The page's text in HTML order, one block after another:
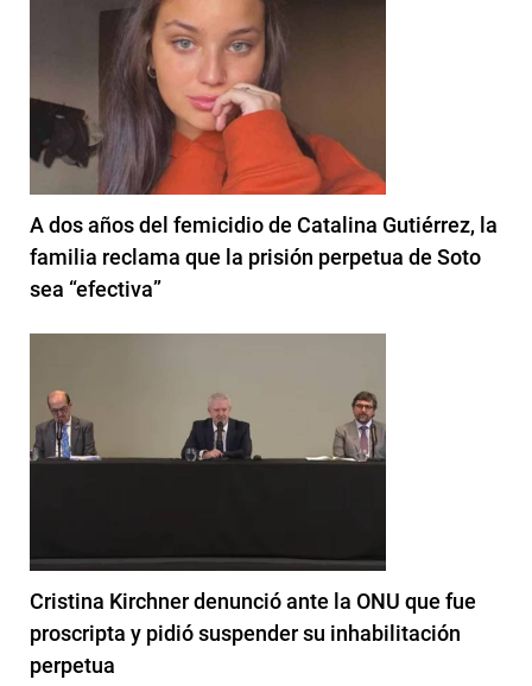
A dos años del femicidio de Catalina Gutiérrez, la
familia reclama que la prisión perpetua de Soto
sea “efectiva”
Cristina Kirchner denunció ante la ONU que fue
proscripta y pidió suspender su inhabilitación
perpetua